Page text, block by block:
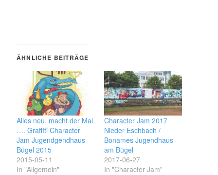
ÄHNLICHE BEITRÄGE
Alles neu, macht der Mai
…. Graffiti Character
Jam Jugendgendhaus
Bügel 2015
2015-05-11
In "Allgemein"
Character Jam 2017
Nieder Eschbach /
Bonames Jugendhaus
am Bügel
2017-06-27
In "Character Jam"